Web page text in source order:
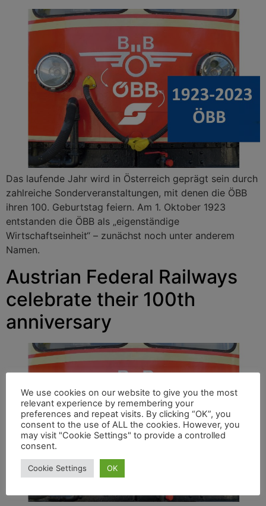
Das laufende Jahr wird in Österreich geprägt sein durch
zahlreiche Sonderveranstaltungen, mit denen die ÖBB
ihren 100. Geburtstag feiern. Am 1. Oktober 1923
entstanden die ÖBB als „eigenständige
Wirtschaftseinheit“ – zunächst noch unter anderem
Namen.
Austrian Federal Railways
celebrate their 100th
anniversary
We use cookies on our website to give you the most
relevant experience by remembering your
preferences and repeat visits. By clicking “OK”, you
consent to the use of ALL the cookies. However, you
may visit "Cookie Settings" to provide a controlled
consent.
Cookie Settings OK